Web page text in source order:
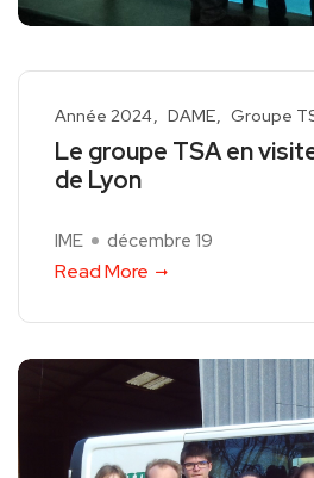
Année 2024 DAME Groupe
Le groupe TSA en
de Lyon
IME décembre 19
Read More